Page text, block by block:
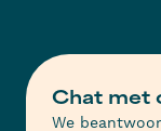
Chat met
We